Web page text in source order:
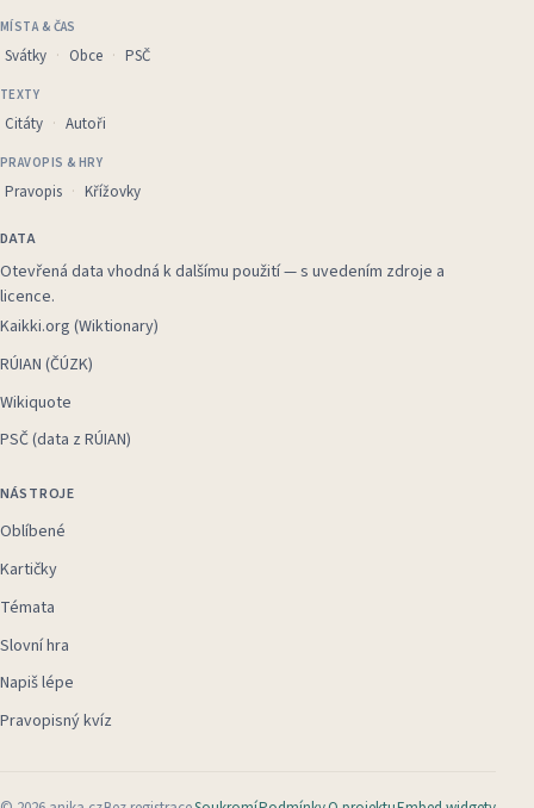
MÍSTA & ČAS
Svátky Obce PSČ
TEXTY
Citáty Autoři
PRAVOPIS & HRY
Pravopis Křížovky
DATA
Otevřená data vhodná k dalšímu použití — s uvedením zdroje a
licence.
Kaikki.org (Wiktionary)
RÚIAN (ČÚZK)
Wikiquote
PSČ (data z RÚIAN)
NÁSTROJE
Oblíbené
Kartičky
Témata
Slovní hra
Napiš lépe
Pravopisný kvíz